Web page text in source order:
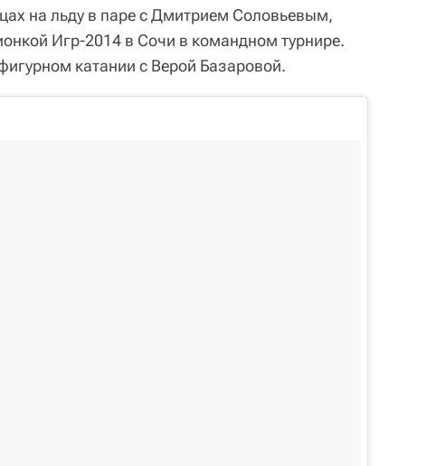
на льду в паре с Дмитрием Соловьевым,
Игр-2014 в Сочи в командном турнире.
катании с Верой Базаровой.